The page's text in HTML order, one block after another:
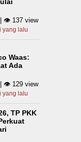
| 👁 137 view
yang lalu
Waas:
Ada
| 👁 129 view
yang lalu
TP PKK